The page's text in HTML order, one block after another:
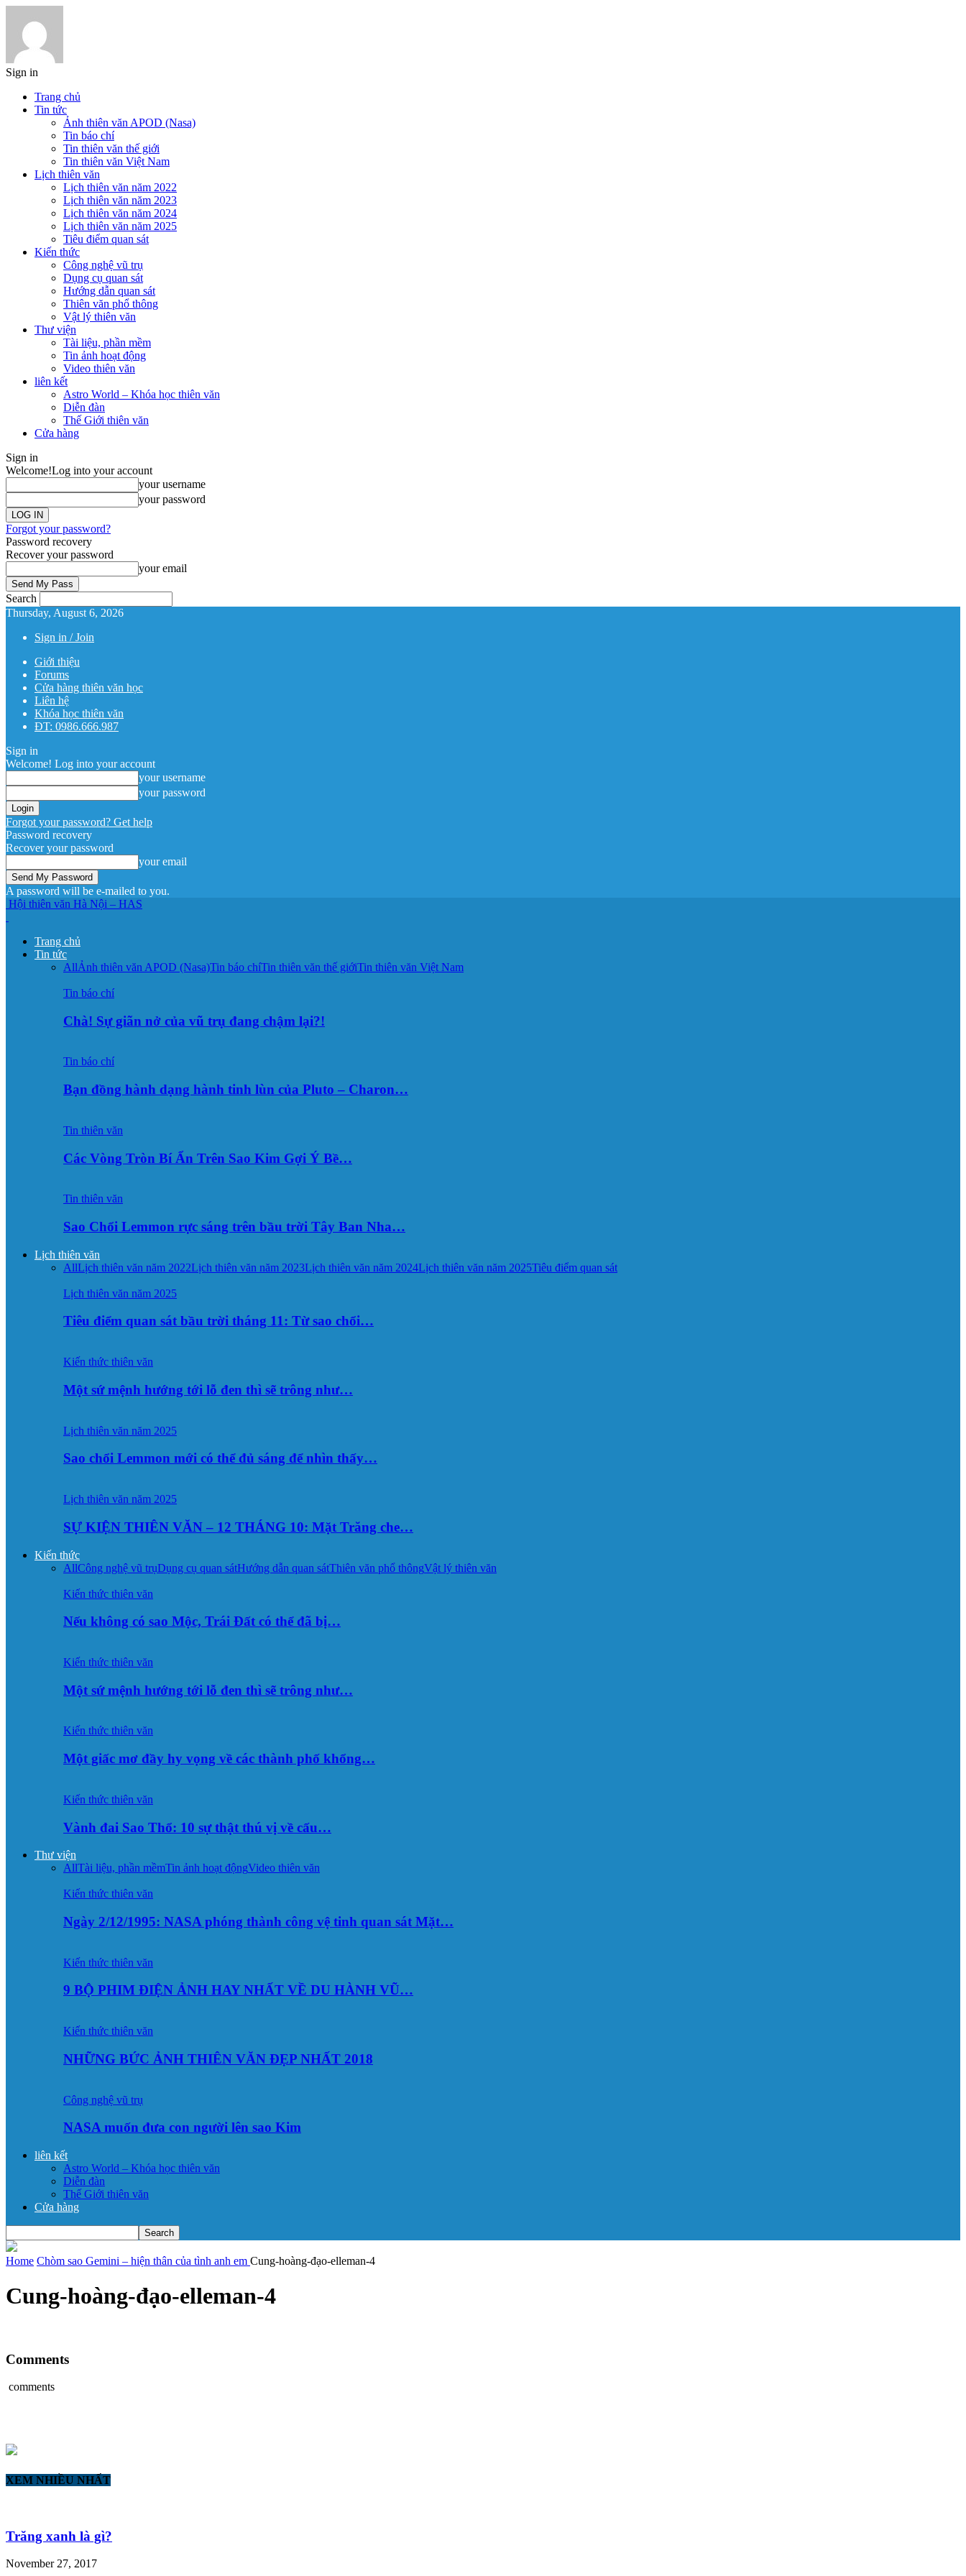
Sign in
Trang chủ
Tin tức
Ảnh thiên văn APOD (Nasa)
Tin báo chí
Tin thiên văn thế giới
Tin thiên văn Việt Nam
Lịch thiên văn
Lịch thiên văn năm 2022
Lịch thiên văn năm 2023
Lịch thiên văn năm 2024
Lịch thiên văn năm 2025
Tiêu điểm quan sát
Kiến thức
Công nghệ vũ trụ
Dụng cụ quan sát
Hướng dẫn quan sát
Thiên văn phổ thông
Vật lý thiên văn
Thư viện
Tài liệu, phần mềm
Tin ảnh hoạt động
Video thiên văn
liên kết
Astro World – Khóa học thiên văn
Diễn đàn
Thế Giới thiên văn
Cửa hàng
Sign in
Welcome!Log into your account
your username
your password
Forgot your password?
Password recovery
Recover your password
your email
Search
Thursday, August 6, 2026
Sign in / Join
Giới thiệu
Forums
Cửa hàng thiên văn học
Liên hệ
Khóa học thiên văn
ĐT: 0986.666.987
Sign in
Welcome! Log into your account
your username
your password
Forgot your password? Get help
Password recovery
Recover your password
your email
A password will be e-mailed to you.
Hội thiên văn Hà Nội – HAS
Trang chủ
Tin tức
AllẢnh thiên văn APOD (Nasa)Tin báo chíTin thiên văn thế giớiTin thiên văn Việt Nam
Tin báo chí
Chà! Sự giãn nở của vũ trụ đang chậm lại?!
Tin báo chí
Bạn đồng hành dạng hành tinh lùn của Pluto – Charon…
Tin thiên văn
Các Vòng Tròn Bí Ẩn Trên Sao Kim Gợi Ý Bề…
Tin thiên văn
Sao Chổi Lemmon rực sáng trên bầu trời Tây Ban Nha…
Lịch thiên văn
AllLịch thiên văn năm 2022Lịch thiên văn năm 2023Lịch thiên văn năm 2024Lịch thiên văn năm 2025Tiêu điểm quan sát
Lịch thiên văn năm 2025
Tiêu điểm quan sát bầu trời tháng 11: Từ sao chổi…
Kiến thức thiên văn
Một sứ mệnh hướng tới lỗ đen thì sẽ trông như…
Lịch thiên văn năm 2025
Sao chổi Lemmon mới có thể đủ sáng để nhìn thấy…
Lịch thiên văn năm 2025
SỰ KIỆN THIÊN VĂN – 12 THÁNG 10: Mặt Trăng che…
Kiến thức
AllCông nghệ vũ trụDụng cụ quan sátHướng dẫn quan sátThiên văn phổ thôngVật lý thiên văn
Kiến thức thiên văn
Nếu không có sao Mộc, Trái Đất có thể đã bị…
Kiến thức thiên văn
Một sứ mệnh hướng tới lỗ đen thì sẽ trông như…
Kiến thức thiên văn
Một giấc mơ đầy hy vọng về các thành phố khổng…
Kiến thức thiên văn
Vành đai Sao Thổ: 10 sự thật thú vị về cấu…
Thư viện
AllTài liệu, phần mềmTin ảnh hoạt độngVideo thiên văn
Kiến thức thiên văn
Ngày 2/12/1995: NASA phóng thành công vệ tinh quan sát Mặt…
Kiến thức thiên văn
9 BỘ PHIM ĐIỆN ẢNH HAY NHẤT VỀ DU HÀNH VŨ…
Kiến thức thiên văn
NHỮNG BỨC ẢNH THIÊN VĂN ĐẸP NHẤT 2018
Công nghệ vũ trụ
NASA muốn đưa con người lên sao Kim
liên kết
Astro World – Khóa học thiên văn
Diễn đàn
Thế Giới thiên văn
Cửa hàng
Home Chòm sao Gemini – hiện thân của tình anh em Cung-hoàng-đạo-elleman-4
Cung-hoàng-đạo-elleman-4
Comments
comments
XEM NHIỀU NHẤT
Trăng xanh là gì?
November 27, 2017